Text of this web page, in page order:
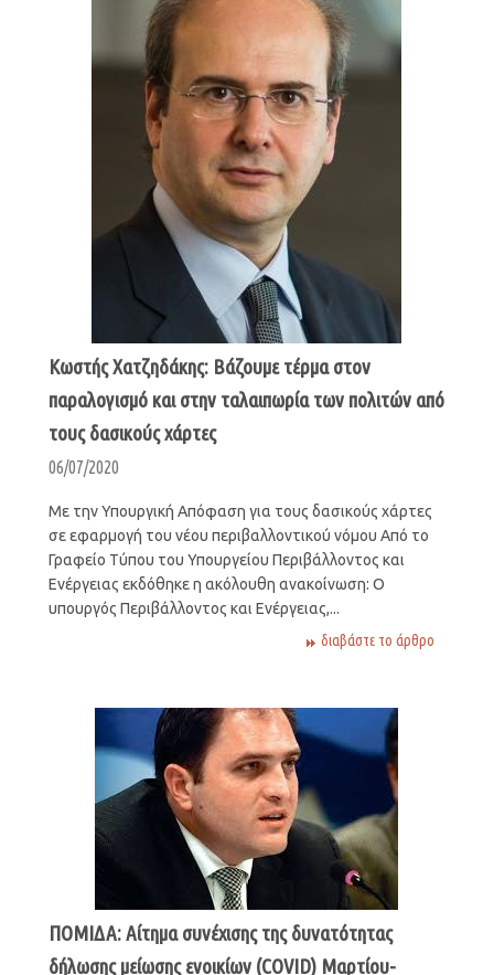
Κωστής Χατζηδάκης: Βάζουμε τέρμα στον
παραλογισμό και στην ταλαιπωρία των πολιτών από
τους δασικούς χάρτες
06/07/2020
Με την Υπουργική Απόφαση για τους δασικούς χάρτες
σε εφαρμογή του νέου περιβαλλοντικού νόμου Από το
Γραφείο Τύπου του Υπουργείου Περιβάλλοντος και
Ενέργειας εκδόθηκε η ακόλουθη ανακοίνωση: Ο
υπουργός Περιβάλλοντος και Ενέργειας,...
διαβάστε το άρθρο
ΠΟΜΙΔΑ: Αίτημα συνέχισης της δυνατότητας
δήλωσης μείωσης ενοικίων (COVID) Μαρτίου-